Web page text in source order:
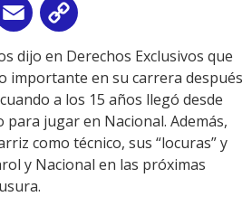
Email
Link
dijo en Derechos Exclusivos que
importante en su carrera después
a los 15 años llegó desde
jugar en Nacional. Además,
como técnico, sus “locuras” y
y Nacional en las próximas